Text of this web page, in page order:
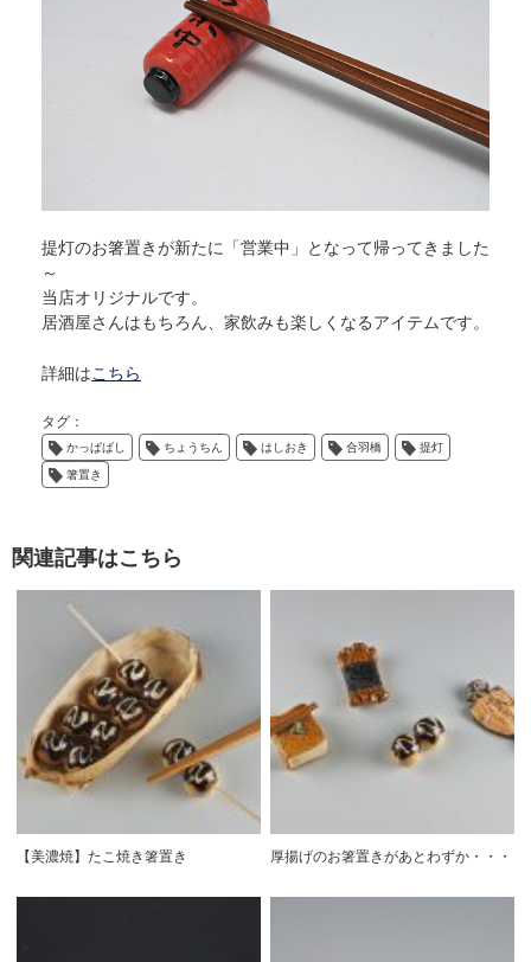
提灯のお箸置きが新たに「営業中」となって帰ってきました
～
当店オリジナルです。
居酒屋さんはもちろん、家飲みも楽しくなるアイテムです。
詳細は こちら
タグ：
かっぱばし ちょうちん はしおき 合羽橋 提灯
箸置き
関連記事はこちら
【美濃焼】たこ焼き箸置き 厚揚げのお箸置きがあとわずか・・・